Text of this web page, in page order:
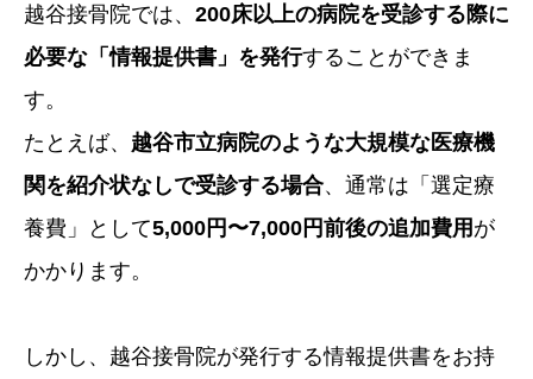
越谷接骨院では、 200床以上の病院を受診する際に
必要な「情報提供書」を発行することができま
す。
たとえば、 越谷市立病院のような大規模な医療機
関を紹介状なしで受診する場合、通常は「選定療
養費」として5,000円〜7,000円前後の追加費用 が
かかります。
しかし、越谷接骨院が発行する情報提供書をお持